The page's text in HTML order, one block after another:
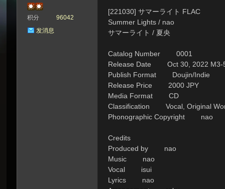
积分
96042
发消息
[221030] サマーライト FLAC
Summer Lights / nao
サマーライト / 夏央
Catalog Number 0001
Release Date Oct 30, 2022 M3-
Publish Format Doujin/Indie
Release Price 2000 JPY
Media Format CD
Classification Vocal, Original
Phonographic Copyright nao
Credits
Produced by nao
Music nao
Vocal isui
Lyrics nao